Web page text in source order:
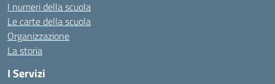
I numeri della scuola
Le carte della scuola
Organizzazione
La storia
I Servizi